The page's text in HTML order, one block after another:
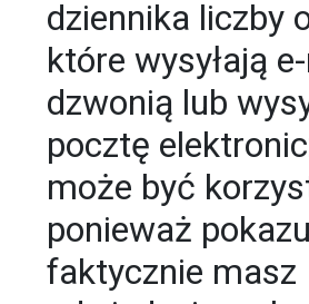
dziennika liczby
które wysyłają
dzwonią lub
pocztę
może być
ponieważ
faktycznie masz